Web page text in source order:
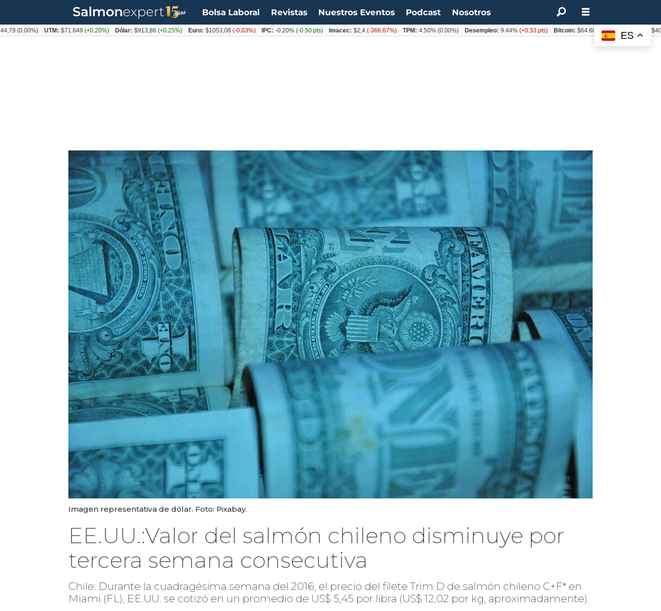
Bolsa Laboral Revistas Nuestros Eventos Podcast Nosotros
Imagen representativa de dólar. Foto: Pixabay.
EE.UU.:Valor del salmón chileno disminuye por
tercera semana consecutiva
Chile: Durante la cuadragésima semana del 2016, el precio del filete Trim D de salmón chileno C+F* en
Miami (FL), EE.UU. se cotizó en un promedio de US$ 5,45 por libra (US$ 12,02 por kg, aproximadamente).
ES
UTM: $71.649(+0.20%) Dólar: $913,86(+0.25%) Euro: $1053,08 (-0.03%) IPC: -0.20% (-0.50 pts) Imacec: $2,4(-366.67%) TPM: 4.50% (0.00%) Desempleo: 9.44% (+0.33 pts) Bitcoin: $64.600,08 (+2.93%)